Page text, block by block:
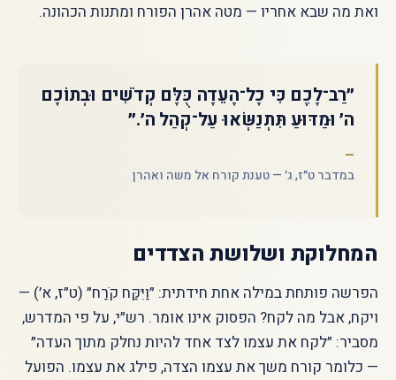
ואת מה שבא אחריו — מטה אהרן הפורח ומתנות הכהונה.
״רַב־לָכֶם כִּי כָל־הָעֵדָה כֻּלָּם קְדֹשִׁים וּבְתוֹכָם
ה׳ וּמַדּוּעַ תִּתְנַשְּׂאוּ עַל־קְהַל ה׳.״
במדבר ט״ז, ג׳ — טענת קורח אל משה ואהרן
המחלוקת ושלושת הצדדים
הפרשה פותחת במילה אחת חידתית: ״וַיִּקַּח קֹרַח״ (ט״ז, א׳) —
ויקח, אבל מה לקח? הפסוק אינו אומר. רש״י, על פי המדרש,
מסביר: ״לקח את עצמו לצד אחד להיות נחלק מתוך העדה״
— כלומר קורח משך את עצמו הצדה, פילג את עצמו. הפועל